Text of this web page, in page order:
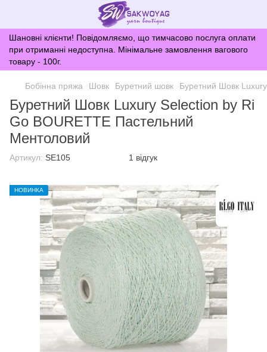
Шановні клієнти! Повідомляємо, що тимчасово послуга оплати
при отриманні недоступна. Мінімальне замовлення вагового
товару - 100г.
Бобінна пряжа Шовк Буретний шовк Буретний Шовк
Буретний Шовк Luxury Selection by Ri
Go BOURETTE Пастельний
Ментоловий
Артикул: SE105 1 відгук
НОВИНКА